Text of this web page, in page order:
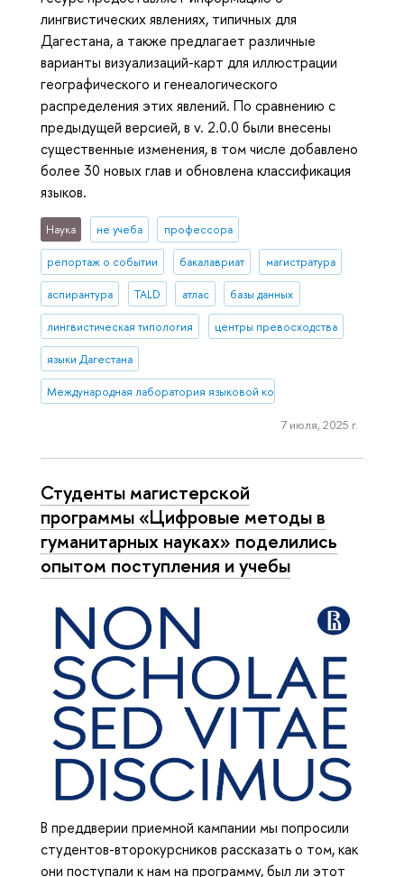
лингвистических явлениях, типичных для
Дагестана, а также предлагает различные
варианты визуализаций-карт для иллюстрации
географического и генеалогического
распределения этих явлений. По сравнению с
предыдущей версией, в v. 2.0.0 были внесены
существенные изменения, в том числе добавлено
более 30 новых глав и обновлена классификация
языков.
Наука не учеба профессора
репортаж о событии бакалавриат магистратура
аспирантура TALD атлас базы данных
лингвистическая типология центры превосходства
языки Дагестана
Международная лаборатория языковой конвергенции
7 июля, 2025 г.
Студенты магистерской
программы «Цифровые методы в
гуманитарных науках» поделились
опытом поступления и учебы
В преддверии приемной кампании мы попросили
студентов-второкурсников рассказать о том, как
они поступали к нам на программу, был ли этот